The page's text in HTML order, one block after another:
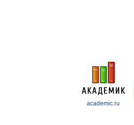
academic.ru